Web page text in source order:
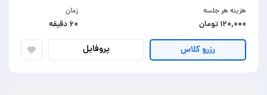
هزینه هر جلسه
۱۲۰,۰۰۰ تومان
زمان
۶۰ دقیقه
رزرو کلاس پروفایل